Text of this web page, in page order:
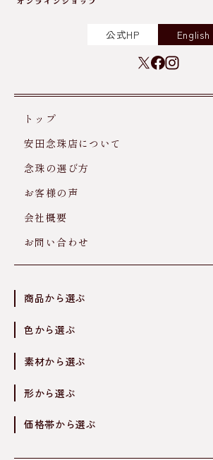
公式HP English
トップ
安田念珠店について
念珠の選び方
お客様の声
会社概要
お問い合わせ
商品から選ぶ
色から選ぶ
素材から選ぶ
形から選ぶ
価格帯から選ぶ